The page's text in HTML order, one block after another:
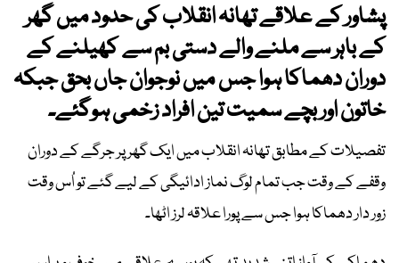
پشاور کے علاقے تھانہ انقلاب کی حدود میں گھر
کے باہر سے ملنے والے دستی بم سے کھیلنے کے
دوران دھماکا ہوا جس میں نوجوان جاں بحق جبکہ
خاتون اور بچے سمیت تین افراد زخمی ہوگئے۔
تفصیلات کے مطابق تھانہ انقلاب میں ایک گھر پر جرگے کے دوران
وقفے کے وقت جب تمام لوگ نماز ادائیگی کے لیے گئے تو اُس وقت
زور دار دھماکا ہوا جس سے پورا علاقہ لرز اٹھا۔